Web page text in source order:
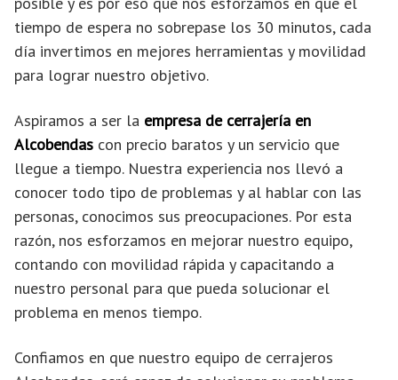
tiempo de espera no sobrepase los 30 minutos, cada
día invertimos en mejores herramientas y movilidad
para lograr nuestro objetivo.
Aspiramos a ser la empresa de cerrajería en
Alcobendas con precio baratos y un servicio que
llegue a tiempo. Nuestra experiencia nos llevó a
conocer todo tipo de problemas y al hablar con las
personas, conocimos sus preocupaciones. Por esta
razón, nos esforzamos en mejorar nuestro equipo,
contando con movilidad rápida y capacitando a
nuestro personal para que pueda solucionar el
problema en menos tiempo.
Confiamos en que nuestro equipo de cerrajeros